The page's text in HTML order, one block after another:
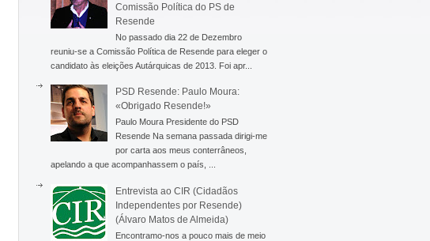
Comissão Política do PS de
Resende
No passado dia 22 de Dezembro
reuniu-se a Comissão Política de Resende para eleger o
candidato às eleições Autárquicas de 2013. Foi apr...
PSD Resende: Paulo Moura:
«Obrigado Resende!»
Paulo Moura Presidente do PSD
Resende Na semana passada dirigi-me
por carta aos meus conterrâneos,
apelando a que acompanhassem o país, ...
Entrevista ao CIR (Cidadãos
Independentes por Resende)
(Álvaro Matos de Almeida)
Encontramo-nos a pouco mais de meio